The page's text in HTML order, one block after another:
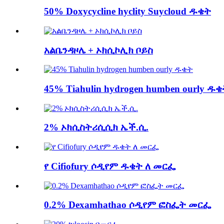
50% Doxycycline hyclity Suycloud ዱቄት
አልቤንዳዞሌ + ኦክሲኮሊክ ቦይስ
45% Tiahulin hydrogen humben ourly
2% ኦክሲስትሪሲሲክ ኤች.ሲ.
የ Cifiofury ሶዲየም ዱቄት ለ መርፌ
0.2% Dexamhathao ሶዲየም ፎስፌት መርፌ